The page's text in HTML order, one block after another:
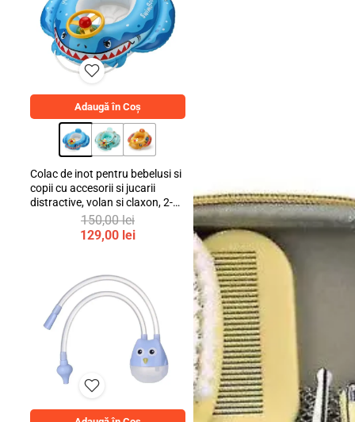
Adaugă în Coș
Colac de inot pentru bebelusi si
copii cu accesorii si jucarii
distractive, volan si claxon, 2-6
ani, bebeLOGIC™
150,00lei
Prețul
fost:
150,00 lei.
129,00 lei
este:
129,00 lei.
Diversificare